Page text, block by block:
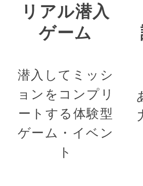
リアル潜入
ゲーム
潜入してミッシ
ョンをコンプリ
ートする体験型
ゲーム・イベン
ト